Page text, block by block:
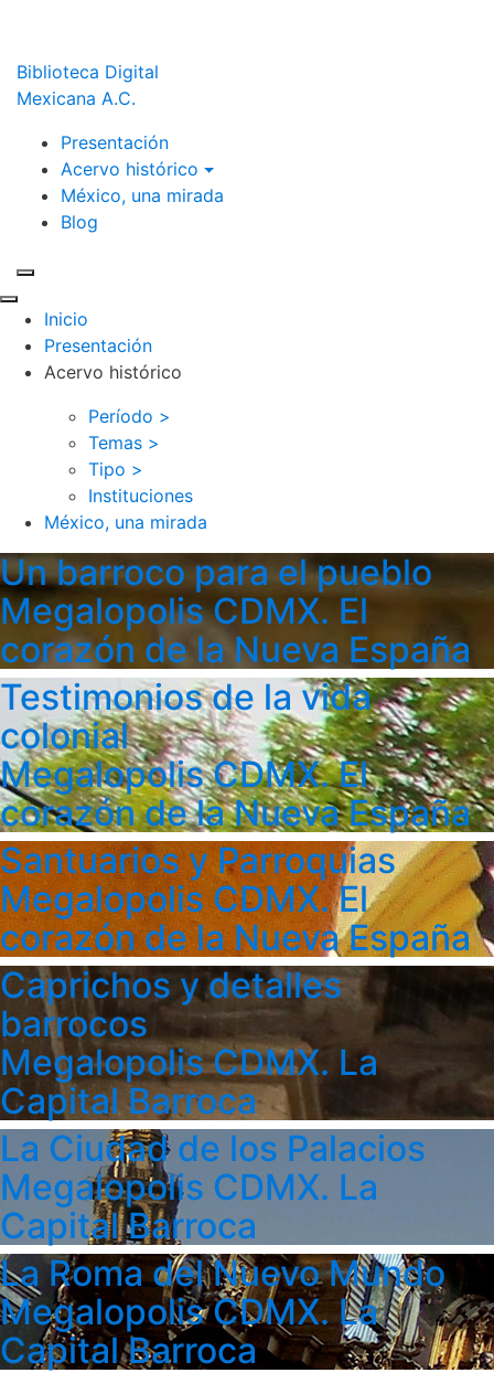
Biblioteca Digital
Mexicana A.C.
Presentación
Acervo histórico
México, una mirada
Blog
Inicio
Presentación
Acervo histórico
Período >
Temas >
Tipo >
Instituciones
México, una mirada
Un barroco para el pueblo
Megalopolis CDMX. El
corazón de la Nueva España
Testimonios de la vida
colonial
Megalopolis CDMX. El
corazón de la Nueva España
Santuarios y Parroquias
Megalopolis CDMX. El
corazón de la Nueva España
Caprichos y detalles
barrocos
Megalopolis CDMX. La
Capital Barroca
La Ciudad de los Palacios
Megalopolis CDMX. La
Capital Barroca
La Roma del Nuevo Mundo
Megalopolis CDMX. La
Capital Barroca